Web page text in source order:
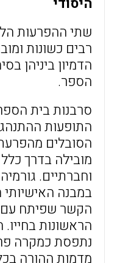
שתי ההפרעות
רבים כשונות
הדמיון ביניהן
הספר.
סרבנות בית
התופעות
הסובלים
מובילה בדרך
וחברתיים.
במבנה
הקשר שפיתח עם
הראשונות
נתפסת כמקרה
מדמות ההורה